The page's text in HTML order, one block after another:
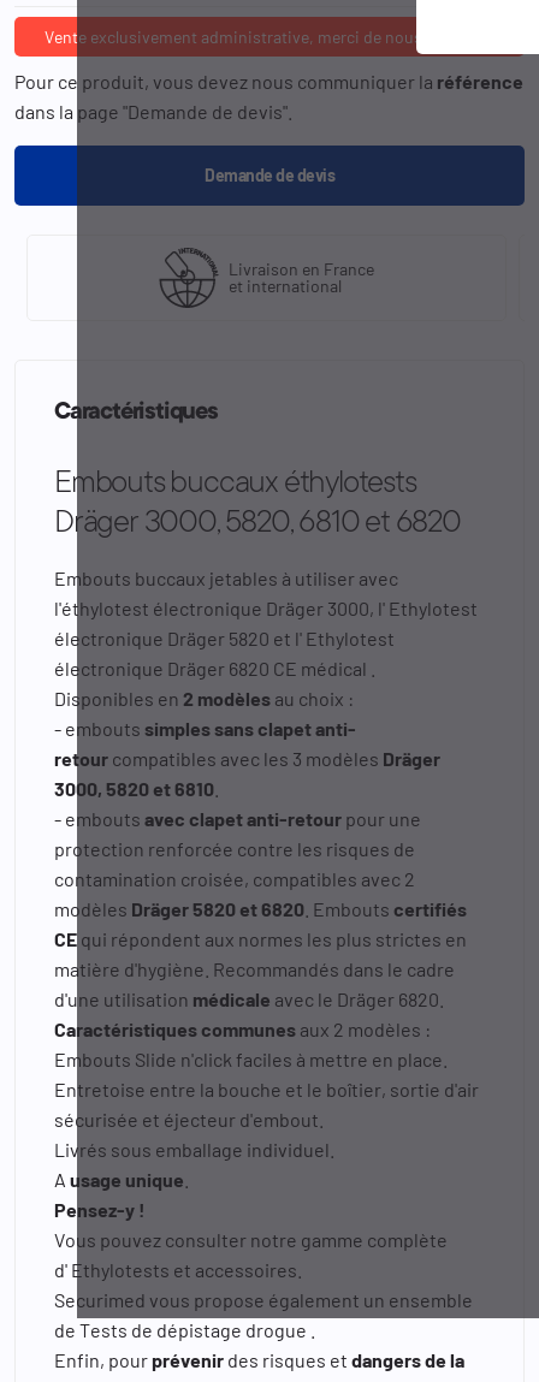
Vente exclusivement administrative, merci de nous consulter
Pour ce produit, vous devez nous communiquer la référence
dans la page "Demande de devis".
Demande de devis
Livraison en France
et international
Caractéristiques
Embouts buccaux éthylotests
Dräger 3000, 5820, 6810 et 6820
Embouts buccaux jetables à utiliser avec
l'éthylotest électronique Dräger 3000, l' Ethylotest
électronique Dräger 5820 et l' Ethylotest
électronique Dräger 6820 CE médical
Disponibles en 2 modèles au choix :
- embouts simples sans clapet anti-
retour compatibles avec les 3 modèles Dräger
3000, 5820 et 6810
- embouts avec clapet anti-retour pour une
protection renforcée contre les risques de
contamination croisée, compatibles avec 2
modèles Dräger 5820 et 6820 . Embouts certifiés
CE qui répondent aux normes les plus strictes en
matière d'hygiène. Recommandés dans le cadre
d'une utilisation médicale avec le Dräger 6820.
Caractéristiques communes aux 2 modèles :
Embouts Slide n'click faciles à mettre en place.
Entretoise entre la bouche et le boîtier, sortie d'air
sécurisée et éjecteur d'embout.
Livrés sous emballage individuel.
A usage unique
Pensez-y !
Vous pouvez consulter notre gamme complète
d' Ethylotests et accessoires.
Securimed vous propose également un ensemble
de Tests de dépistage drogue
Enfin, pourprévenir des risques et dangers de la